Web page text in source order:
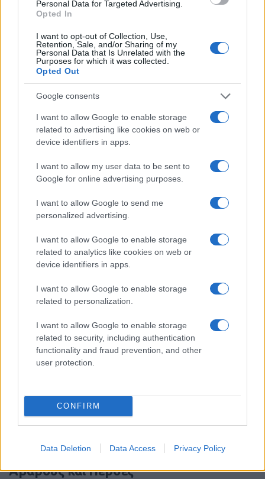
Personal Data for Targeted Advertising.
Opted In
I want to opt-out of Collection, Use,
Retention, Sale, and/or Sharing of my
Personal Data that Is Unrelated with the
Purposes for which it was collected.
Opted Out
Google consents
I want to allow Google to enable storage
related to advertising like cookies on web or
device identifiers in apps.
I want to allow my user data to be sent to
Google for online advertising purposes.
I want to allow Google to send me
personalized advertising.
I want to allow Google to enable storage
related to analytics like cookies on web or
device identifiers in apps.
I want to allow Google to enable storage
related to personalization.
I want to allow Google to enable storage
related to security, including authentication
functionality and fraud prevention, and other
user protection.
CONFIRM
Data Deletion Data Access Privacy Policy
Ο Πούτιν κάνει ανασχηματισμό των
Στρατηγών του λόγω Ουκρανίας
ΣΑΝ ΣΗΜΕΡΑ – 7 Αυγούστου 322 π.Χ. :
Βόρεια Κορέα: Νέα εκτόξευση
βαλλιστικού πυραύλου πριν από τις
ασκήσεις ΗΠΑ–Νότιας Κορέας
Το Ιράν προειδοποιεί για μαζικές
επιθέσεις τις χώρες του Κόλπου
14:20
ΣΑΝ ΣΗΜΕΡΑ – 7 Αυγούστου 626: Η
Κωνσταντινούπολη σώζεται από
Αβάρους και Πέρσες